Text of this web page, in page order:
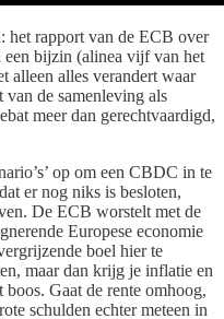
het rapport van de ECB over
bijzin (alinea vijf van het
alleen alles verandert waar
van de samenleving als
meer dan gerechtvaardigd,
op om een CBDC in te
er nog niks is besloten,
De ECB worstelt met de
Europese economie
boel hier te
maar dan krijg je inflatie en
boos. Gaat de rente omhoog,
schulden echter meteen in